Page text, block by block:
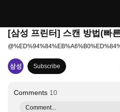
[삼성 프린터] 스캔 방법(빠
@
Subscribe
Comments 10
Comment...